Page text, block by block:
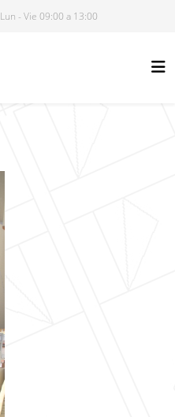
Lun - Vie 09:00 a 13:00